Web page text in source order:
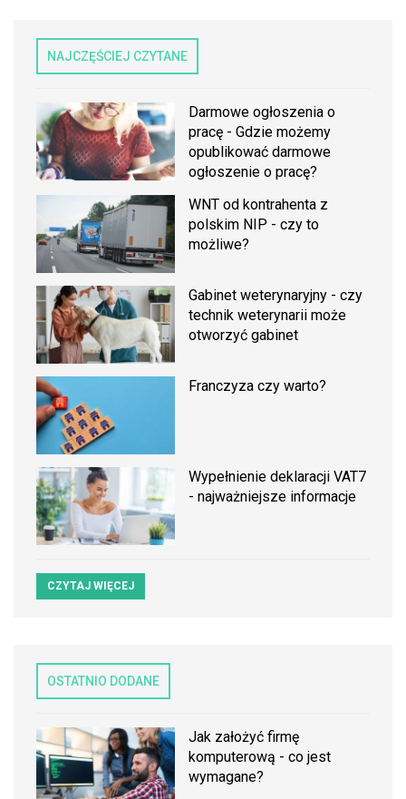
NAJCZĘŚCIEJ CZYTANE
Darmowe ogłoszenia o
pracę - Gdzie możemy
opublikować darmowe
ogłoszenie o pracę?
WNT od kontrahenta z
polskim NIP - czy to
możliwe?
Gabinet weterynaryjny - czy
technik weterynarii może
otworzyć gabinet
Franczyza czy warto?
Wypełnienie deklaracji VAT7
- najważniejsze informacje
CZYTAJ WIĘCEJ
OSTATNIO DODANE
Jak założyć firmę
komputerową - co jest
wymagane?